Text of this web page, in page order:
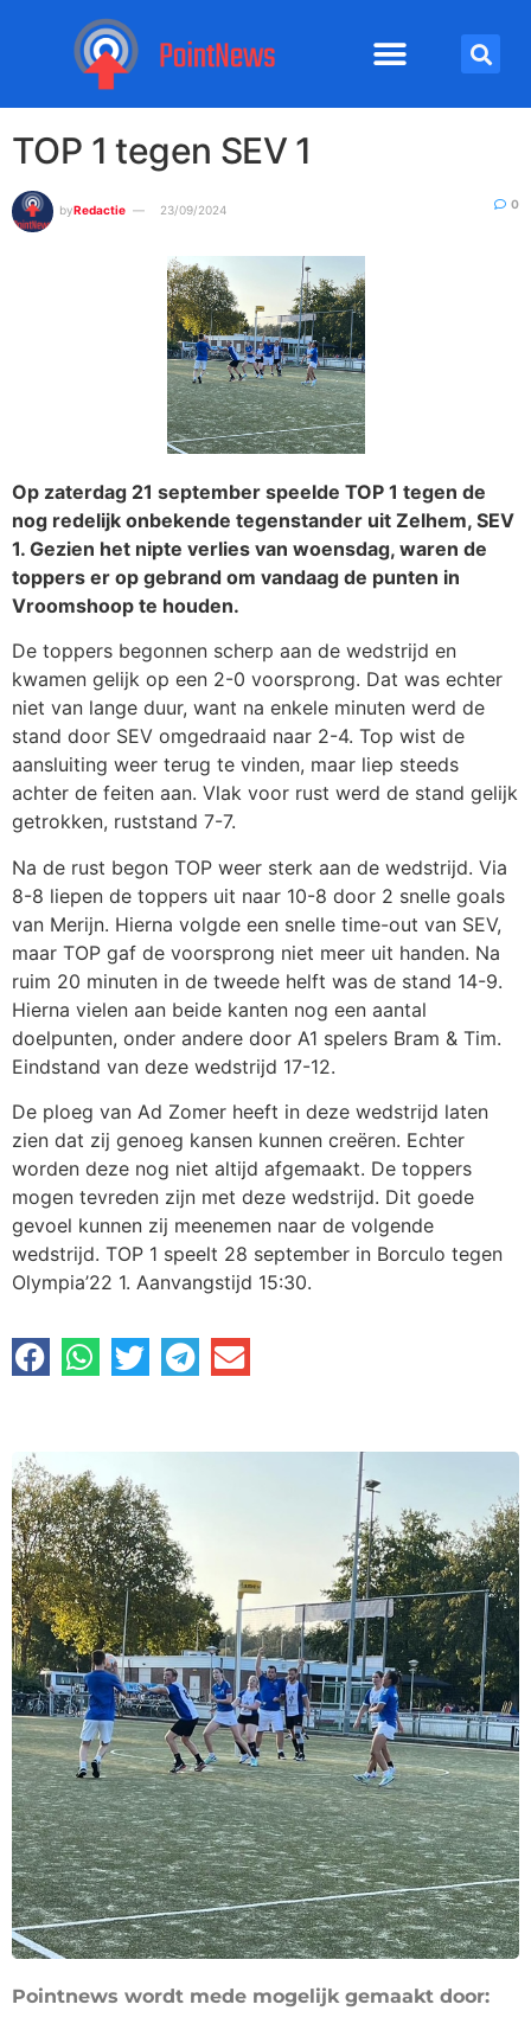
TOP 1 tegen SEV 1
byRedactie 23/09/2024 0
Op zaterdag 21 september speelde TOP 1 tegen de
nog redelijk onbekende tegenstander uit Zelhem, SEV
1. Gezien het nipte verlies van woensdag, waren de
toppers er op gebrand om vandaag de punten in
Vroomshoop te houden.
De toppers begonnen scherp aan de wedstrijd en
kwamen gelijk op een 2-0 voorsprong. Dat was echter
niet van lange duur, want na enkele minuten werd de
stand door SEV omgedraaid naar 2-4. Top wist de
aansluiting weer terug te vinden, maar liep steeds
achter de feiten aan. Vlak voor rust werd de stand gelijk
getrokken, ruststand 7-7.
Na de rust begon TOP weer sterk aan de wedstrijd. Via
8-8 liepen de toppers uit naar 10-8 door 2 snelle goals
van Merijn. Hierna volgde een snelle time-out van SEV,
maar TOP gaf de voorsprong niet meer uit handen. Na
ruim 20 minuten in de tweede helft was de stand 14-9.
Hierna vielen aan beide kanten nog een aantal
doelpunten, onder andere door A1 spelers Bram & Tim.
Eindstand van deze wedstrijd 17-12.
De ploeg van Ad Zomer heeft in deze wedstrijd laten
zien dat zij genoeg kansen kunnen creëren. Echter
worden deze nog niet altijd afgemaakt. De toppers
mogen tevreden zijn met deze wedstrijd. Dit goede
gevoel kunnen zij meenemen naar de volgende
wedstrijd. TOP 1 speelt 28 september in Borculo tegen
Olympia’22 1. Aanvangstijd 15:30.
Pointnews wordt mede mogelijk gemaakt door: